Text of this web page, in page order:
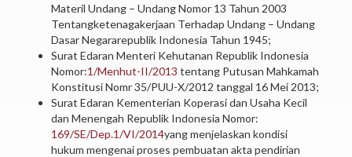
Materil Undang – Undang Nomor 13 Tahun 2003
Tentangketenagakerjaan Terhadap Undang – Undang
Dasar Negararepublik Indonesia Tahun 1945;
Surat Edaran Menteri Kehutanan Republik Indonesia
Nomor:1/Menhut-II/2013 tentang Putusan Mahkamah
Konstitusi Nomr 35/PUU-X/2012 tanggal 16 Mei 2013;
Surat Edaran Kementerian Koperasi dan Usaha Kecil
dan Menengah Republik Indonesia Nomor:
169/SE/Dep.1/VI/2014yang menjelaskan kondisi
hukum mengenai proses pembuatan akta pendirian